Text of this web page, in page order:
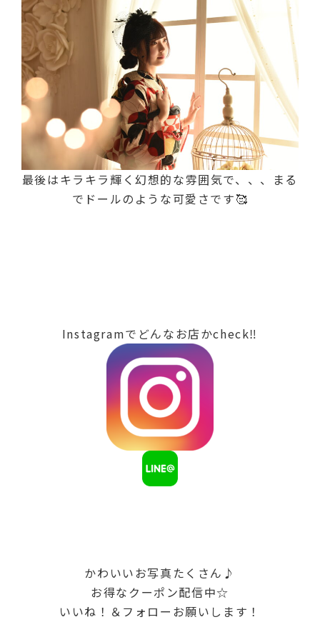
最後はキラキラ輝く幻想的な雰囲気で、、、まる
でドールのような可愛さです🥰
Instagramでどんなお店かcheck‼
かわいいお写真たくさん♪
お得なクーポン配信中☆
いいね！＆フォローお願いします！